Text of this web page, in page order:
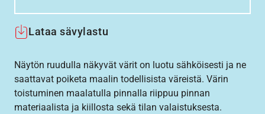
Lataa sävylastu
Näytön ruudulla näkyvät värit on luotu sähköisesti ja ne
saattavat poiketa maalin todellisista väreistä. Värin
toistuminen maalatulla pinnalla riippuu pinnan
materiaalista ja kiillosta sekä tilan valaistuksesta.